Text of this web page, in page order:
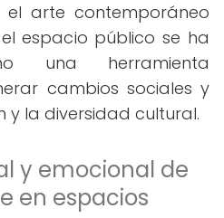
el arte contemporáneo
espacio público se ha
una herramienta
cambios sociales y
y la diversidad cultural.
y emocional de
en espacios